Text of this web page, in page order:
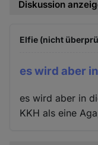
Diskussion
Elfie (nicht
es wird aber
es wird aber in
KKH als eine